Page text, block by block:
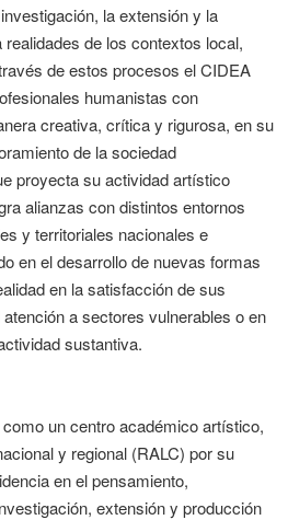
la extensión y la
de los contextos local,
de estos procesos el CIDEA
humanistas con
creativa, crítica y rigurosa, en su
de la sociedad
proyecta su actividad artístico
alianzas con distintos entornos
y territoriales nacionales e
en el desarrollo de nuevas formas
en la satisfacción de sus
a sectores vulnerables o en
sustantiva.
un centro académico artístico,
y regional (RALC) por su
en el pensamiento,
extensión y producción